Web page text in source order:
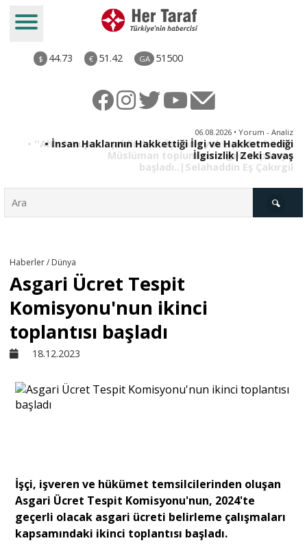
$ 44.73 € 51.42 GA 51500
06.08.2026 • Yorum - Analiz
• İnsan Haklarının Hakkettiği İlgi ve Hakketmediği
İlgisizlik|Zeki Savaş
Derkenar
Sivil Toplum
Kültür - Sanat
Yorum - Analiz
Haberler / Dünya
Asgari Ücret Tespit
Komisyonu'nun ikinci
toplantısı başladı
18.12.2023
İşçi, işveren ve hükümet temsilcilerinden oluşan
Asgari Ücret Tespit Komisyonu'nun, 2024'te
geçerli olacak asgari ücreti belirleme çalışmaları
kapsamındaki ikinci toplantısı başladı.